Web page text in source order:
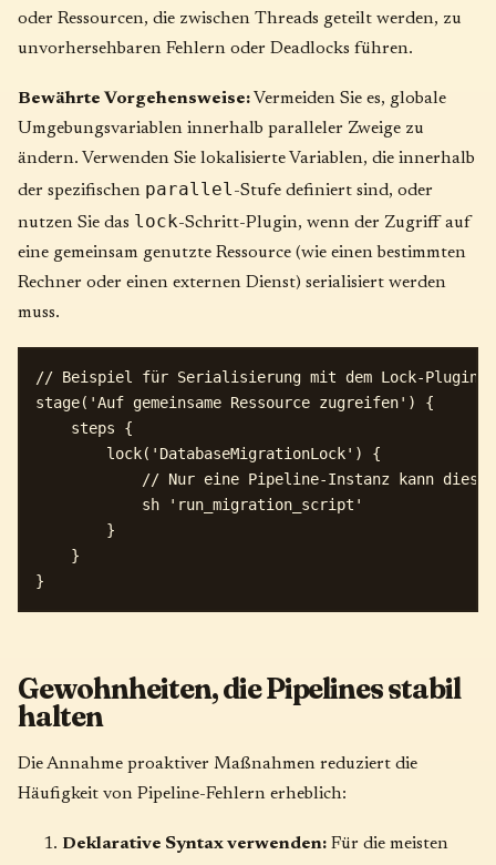
oder Ressourcen, die zwischen Threads geteilt werden, zu
unvorhersehbaren Fehlern oder Deadlocks führen.
Bewährte Vorgehensweise: Vermeiden Sie es, globale
Umgebungsvariablen innerhalb paralleler Zweige zu
ändern. Verwenden Sie lokalisierte Variablen, die innerhalb
der spezifischen parallel-Stufe definiert sind, oder
nutzen Sie das lock-Schritt-Plugin, wenn der Zugriff auf
eine gemeinsam genutzte Ressource (wie einen bestimmten
Rechner oder einen externen Dienst) serialisiert werden
muss.
// Beispiel für Serialisierung mit dem Lock-Plugin
stage('Auf gemeinsame Ressource zugreifen') {
    steps {
        lock('DatabaseMigrationLock') {
// Nur eine Pipeline-Instanz kann
            sh 'run_migration_script'
        }
    }
Gewohnheiten, die Pipelines stabil
halten
Die Annahme proaktiver Maßnahmen reduziert die
Häufigkeit von Pipeline-Fehlern erheblich:
Deklarative Syntax verwenden: Für die meisten